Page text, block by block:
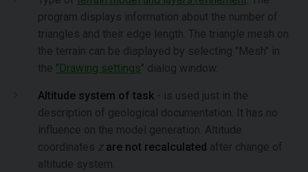
program displays information about the number of
triangles and their edge length. The triangle mesh on
the terrain can be displayed by selecting "Mesh" in
the "Drawing settings" dialog window.
Altitude system of task - is used just in the
description of geological documentation. It has no
influence on the model generation. Altitude
coordinates z are not recalculated after change of
altitude system.